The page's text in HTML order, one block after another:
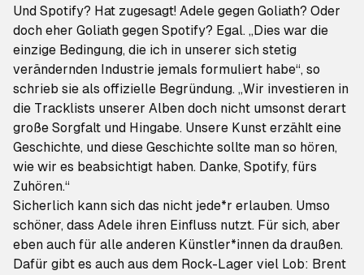
Und Spotify? Hat zugesagt! Adele gegen Goliath? Oder
doch eher Goliath gegen Spotify? Egal. „Dies war die
einzige Bedingung, die ich in unserer sich stetig
verändernden Industrie jemals formuliert habe“, so
schrieb sie als offizielle Begründung. „Wir investieren in
die Tracklists unserer Alben doch nicht umsonst derart
große Sorgfalt und Hingabe. Unsere Kunst erzählt eine
Geschichte, und diese Geschichte sollte man so hören,
wie wir es beabsichtigt haben. Danke, Spotify, fürs
Zuhören.“
Sicherlich kann sich das nicht jede*r erlauben. Umso
schöner, dass Adele ihren Einfluss nutzt. Für sich, aber
eben auch für alle anderen Künstler*innen da draußen.
Dafür gibt es auch aus dem Rock-Lager viel Lob: Brent